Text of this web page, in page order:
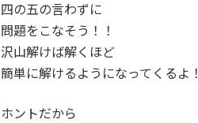
四の五の言わずに
問題をこなそう！！
沢山解けば解くほど
簡単に解けるようになってくるよ！
ホントだから